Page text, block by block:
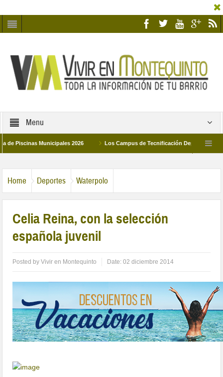
Menu
Municipales 2026 Los Campus de Tecnificación Deportiva 2026
y Pilar de Montequinto procesionará el día 28 de marzo por las calles del
Home Deportes Waterpolo
Celia Reina, con la selección
española juvenil
La jugadora del C.W. Dos Hermanas-EMASESA acude a